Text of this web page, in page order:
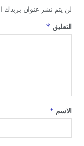
نشر عنوان بريدك الإلكتروني.